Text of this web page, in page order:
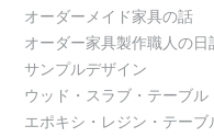
オーダーメイド家具の話
オーダー家具製作職人の日
サンプルデザイン
ウッド・スラブ・テーブル
エポキシ・レジン・テーブ